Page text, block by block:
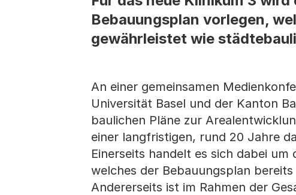
Bebauungsplan vorlegen,
gewährleistet wie
An einer gemeinsamen
Universität Basel und der Kanton
baulichen Pläne zur
einer langfristigen, rund 20 Jahre
Einerseits handelt es sich dabei
welches der Bebauungsplan
Andererseits ist im Rahmen der